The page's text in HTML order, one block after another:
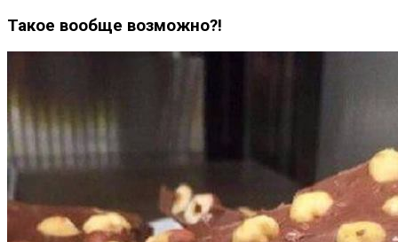
Такое вообще возможно?!